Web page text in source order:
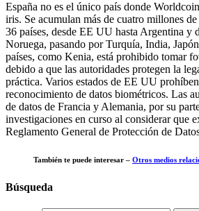
España no es el único país donde
iris. Se acumulan más de cuatro millones
36 países, desde EE UU hasta Argentina y
Noruega, pasando por Turquía, India,
países, como Kenia, está prohibido tomar
debido a que las autoridades protegen la
práctica. Varios estados de EE UU
reconocimiento de datos biométricos. Las
de datos de Francia y Alemania, por su
investigaciones en curso al considerar que
Reglamento General de Protección de
También te puede interesar – Otros medios
Búsqueda